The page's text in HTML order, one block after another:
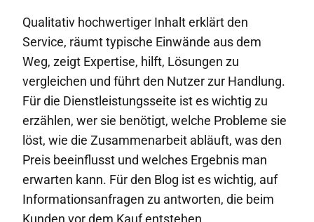
Qualitativ hochwertiger Inhalt erklärt den
Service, räumt typische Einwände aus dem
Weg, zeigt Expertise, hilft, Lösungen zu
vergleichen und führt den Nutzer zur Handlung.
Für die Dienstleistungsseite ist es wichtig zu
erzählen, wer sie benötigt, welche Probleme sie
löst, wie die Zusammenarbeit abläuft, was den
Preis beeinflusst und welches Ergebnis man
erwarten kann. Für den Blog ist es wichtig, auf
Informationsanfragen zu antworten, die beim
Kunden vor dem Kauf entstehen.